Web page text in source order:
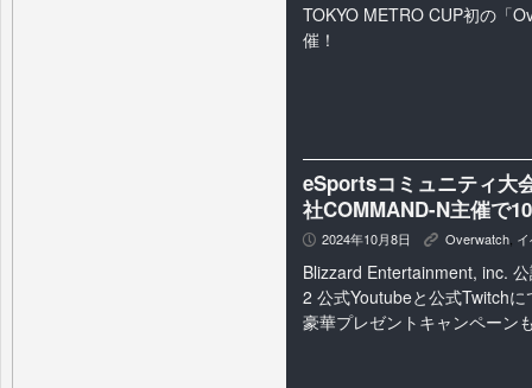
TOKYO METRO CUP初の「
催！
eSportsコミュニティ大
社COMMAND-N主催で
P 2024年10月8日 K Overwatch
Blizzard Entertainment, inc.
2 公式Youtubeと公式Twitch
豪華プレゼントキャンペーン